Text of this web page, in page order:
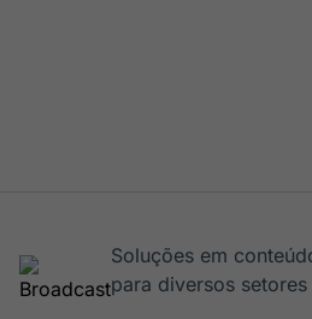
Soluções em
para diversos